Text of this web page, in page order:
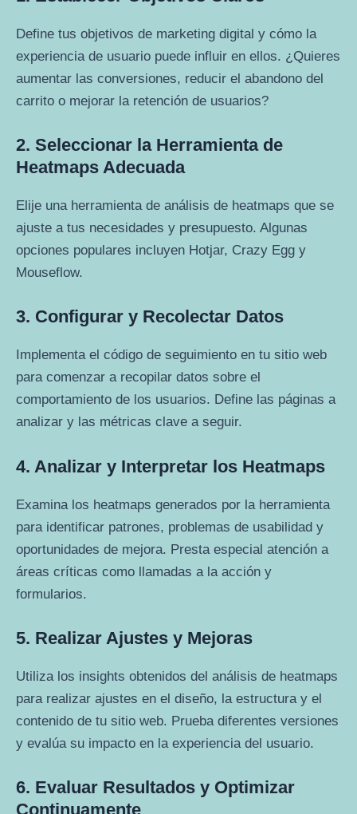
Define tus objetivos de marketing digital y cómo la
experiencia de usuario puede influir en ellos. ¿Quieres
aumentar las conversiones, reducir el abandono del
carrito o mejorar la retención de usuarios?
2. Seleccionar la Herramienta de
Heatmaps Adecuada
Elije una herramienta de análisis de heatmaps que se
ajuste a tus necesidades y presupuesto. Algunas
opciones populares incluyen Hotjar, Crazy Egg y
Mouseflow.
3. Configurar y Recolectar Datos
Implementa el código de seguimiento en tu sitio web
para comenzar a recopilar datos sobre el
comportamiento de los usuarios. Define las páginas a
analizar y las métricas clave a seguir.
4. Analizar y Interpretar los Heatmaps
Examina los heatmaps generados por la herramienta
para identificar patrones, problemas de usabilidad y
oportunidades de mejora. Presta especial atención a
áreas críticas como llamadas a la acción y
formularios.
5. Realizar Ajustes y Mejoras
Utiliza los insights obtenidos del análisis de heatmaps
para realizar ajustes en el diseño, la estructura y el
contenido de tu sitio web. Prueba diferentes versiones
y evalúa su impacto en la experiencia del usuario.
6. Evaluar Resultados y Optimizar
Continuamente